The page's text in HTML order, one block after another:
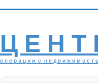
Ц Е Н Т
о п е р а ц и и с н е д в и ж и м о с т